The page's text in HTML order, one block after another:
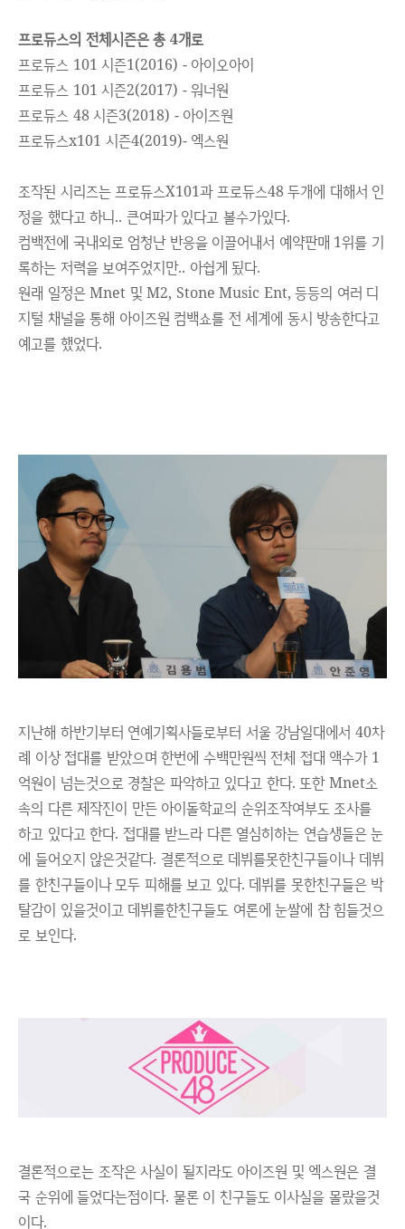
프로듀스의 전체시즌은 총 4개로
프로듀스 101 시즌1(2016) - 아이오아이
프로듀스 101 시즌2(2017) - 워너원
프로듀스 48 시즌3(2018) - 아이즈원
프로듀스x101 시즌4(2019)- 엑스원
조작된 시리즈는 프로듀스X101과 프로듀스48 두개에 대해서 인
정을 했다고 하니.. 큰여파가 있다고 볼수가있다.
컴백전에 국내외로 엄청난 반응을 이끌어내서 예약판매 1위를 기
록하는 저력을 보여주었지만.. 아쉽게 됬다.
원래 일정은 Mnet 및 M2, Stone Music Ent, 등등의 여러 디
지털 채널을 통해 아이즈원 컴백쇼를 전 세계에 동시 방송한다고
예고를 했었다.
지난해 하반기부터 연예기획사들로부터 서울 강남일대에서 40차
례 이상 접대를 받았으며 한번에 수백만원씩 전체 접대 액수가 1
억원이 넘는것으로 경찰은 파악하고 있다고 한다. 또한 Mnet소
속의 다른 제작진이 만든 아이돌학교의 순위조작여부도 조사를
하고 있다고 한다. 접대를 받느라 다른 열심히하는 연습생들은 눈
에 들어오지 않은것같다. 결론적으로 데뷔를못한친구들이나 데뷔
를 한친구들이나 모두 피해를 보고 있다. 데뷔를 못한친구들은 박
탈감이 있을것이고 데뷔를한친구들도 여론에 눈쌀에 참 힘들것으
로 보인다.
결론적으로는 조작은 사실이 될지라도 아이즈원 및 엑스원은 결
국 순위에 들었다는점이다. 물론 이 친구들도 이사실을 몰랐을것
이다.